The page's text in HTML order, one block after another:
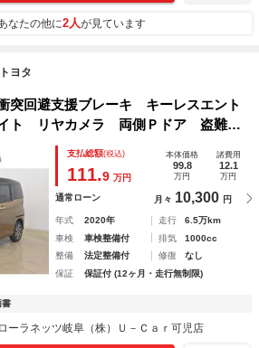
なたの他に2人が見ています
トヨタ
回避支援ブレーキ キーレスエント
ト リヤカメラ 両側Ｐドア 盗難防
ルーズコントロール アルミホイー
ステアリング ウォークスルー
支払総額(税込)
111.9 万円
本体価格
99.8
万円
諸費用
12.1
万円
通常ローン 月々 10,300 円
年式 2020年 走行
6.5万km
車検
車検整備付 排気
1000cc
整備
法定整備付 修復
なし
保証
保証付 (12ヶ月・走行無制限)
書
ーラネッツ岐阜（株）Ｕ－Ｃａｒ可児店